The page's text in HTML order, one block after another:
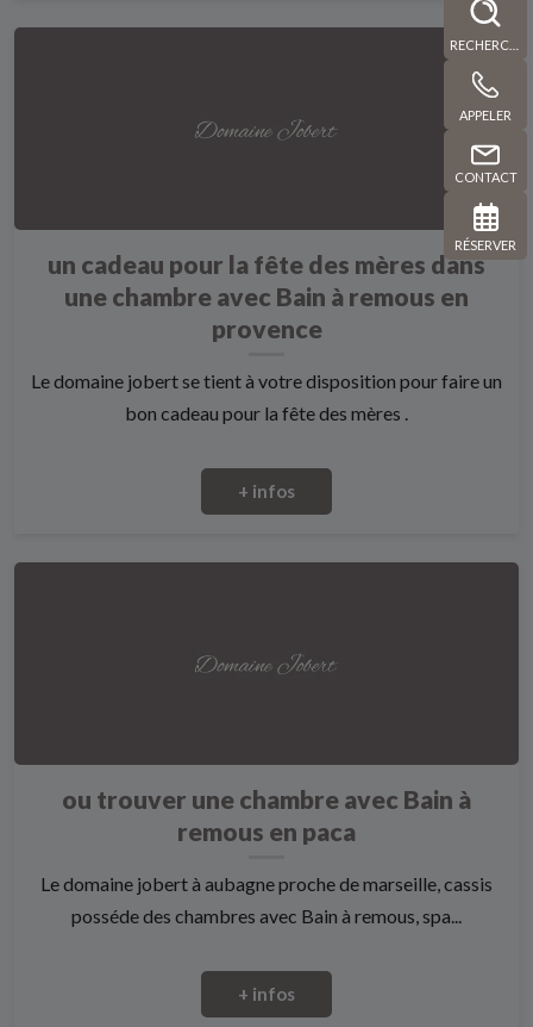
APPELER
CONTACT
RÉSERVER
un cadeau pour la fête des mères dans
une chambre avec Bain à remous en
provence
Le domaine jobert se tient à votre disposition pour faire un
bon cadeau pour la fête des mères .
+ infos
ou trouver une chambre avec Bain à
remous en paca
Le domaine jobert à aubagne proche de marseille, cassis
posséde des chambres avec Bain à remous, spa...
+ infos